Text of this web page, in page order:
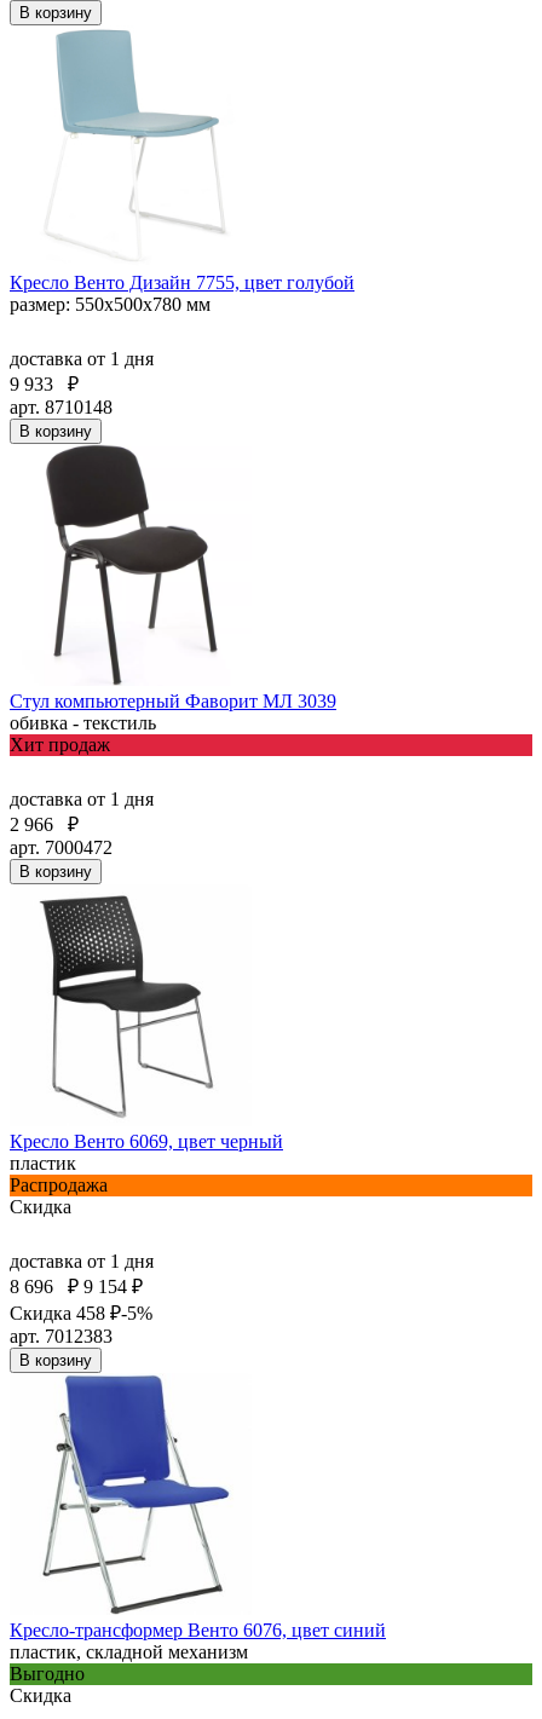
В корзину
Кресло Венто Дизайн 7755, цвет голубой
размер: 550х500х780 мм
доставка от 1 дня
9 933
₽
арт. 8710148
В корзину
Стул компьютерный Фаворит МЛ 3039
обивка - текстиль
Хит продаж
доставка от 1 дня
2 966
₽
арт. 7000472
В корзину
Кресло Венто 6069, цвет черный
пластик
Распродажа
Скидка
доставка от 1 дня
8 696
₽ 9 154 ₽
Скидка 458 ₽-5%
арт. 7012383
В корзину
Кресло-трансформер Венто 6076, цвет синий
пластик, складной механизм
Выгодно
Скидка